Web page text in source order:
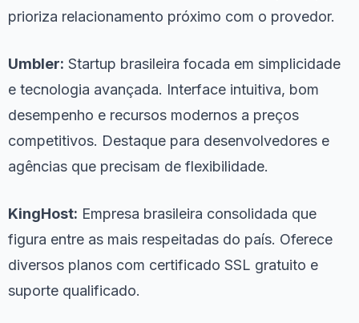
prioriza relacionamento próximo com o provedor.
Umbler: Startup brasileira focada em simplicidade
e tecnologia avançada. Interface intuitiva, bom
desempenho e recursos modernos a preços
competitivos. Destaque para desenvolvedores e
agências que precisam de flexibilidade.
KingHost: Empresa brasileira consolidada que
figura entre as mais respeitadas do país. Oferece
diversos planos com certificado SSL gratuito e
suporte qualificado.